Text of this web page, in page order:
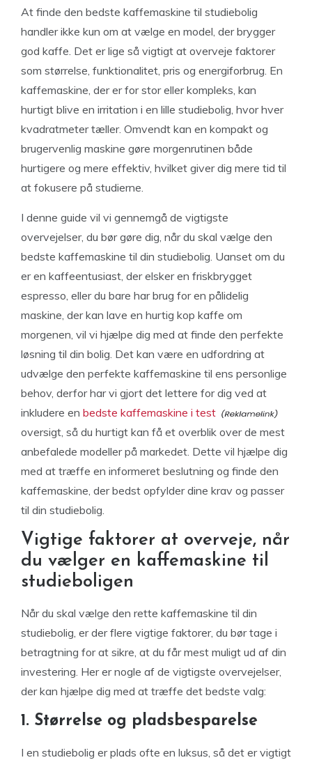
At finde den bedste kaffemaskine til studiebolig
handler ikke kun om at vælge en model, der brygger
god kaffe. Det er lige så vigtigt at overveje faktorer
som størrelse, funktionalitet, pris og energiforbrug. En
kaffemaskine, der er for stor eller kompleks, kan
hurtigt blive en irritation i en lille studiebolig, hvor hver
kvadratmeter tæller. Omvendt kan en kompakt og
brugervenlig maskine gøre morgenrutinen både
hurtigere og mere effektiv, hvilket giver dig mere tid til
at fokusere på studierne.
I denne guide vil vi gennemgå de vigtigste
overvejelser, du bør gøre dig, når du skal vælge den
bedste kaffemaskine til din studiebolig. Uanset om du
er en kaffeentusiast, der elsker en friskbrygget
espresso, eller du bare har brug for en pålidelig
maskine, der kan lave en hurtig kop kaffe om
morgenen, vil vi hjælpe dig med at finde den perfekte
løsning til din bolig. Det kan være en udfordring at
udvælge den perfekte kaffemaskine til ens personlige
behov, derfor har vi gjort det lettere for dig ved at
inkludere en bedste kaffemaskine i test
oversigt, så du hurtigt kan få et overblik over de mest
anbefalede modeller på markedet. Dette vil hjælpe dig
med at træffe en informeret beslutning og finde den
kaffemaskine, der bedst opfylder dine krav og passer
til din studiebolig.
Vigtige faktorer at overveje, når
du vælger en kaffemaskine til
studieboligen
Når du skal vælge den rette kaffemaskine til din
studiebolig, er der flere vigtige faktorer, du bør tage i
betragtning for at sikre, at du får mest muligt ud af din
investering. Her er nogle af de vigtigste overvejelser,
der kan hjælpe dig med at træffe det bedste valg:
1. Størrelse og pladsbesparelse
I en studiebolig er plads ofte en luksus, så det er vigtigt